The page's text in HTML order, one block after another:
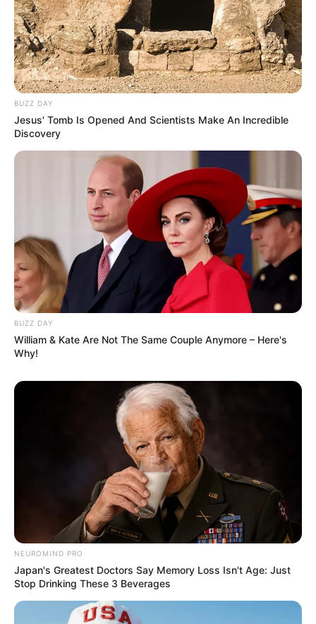
BUZZ DAY
Jesus' Tomb Is Opened And Scientists Make An Incredible
Discovery
BUZZ DAY
William & Kate Are Not The Same Couple Anymore – Here's
Why!
NEUROMIND PRO
Japan's Greatest Doctors Say Memory Loss Isn't Age: Just
Stop Drinking These 3 Beverages